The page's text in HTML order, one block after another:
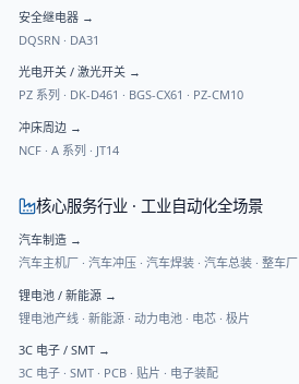
安全继电器→
DQSRN· DA31
光电开关 / 激光开关→
PZ 系列 · DK-D461 · BGS-CX61 · PZ-CM10
冲床周边 →
NCF· A 系列 · JT14
核心服务行业 · 工业自动化全场景
汽车制造→
汽车主机厂 · 汽车冲压 · 汽车焊装 · 汽车总装 · 整车厂
锂电池 / 新能源→
锂电池产线 · 新能源 · 动力电池 · 电芯 · 极片
3C 电子 / SMT→
3C 电子 · SMT · PCB · 贴片 · 电子装配